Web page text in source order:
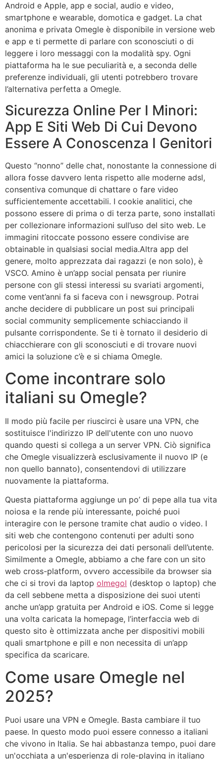
Android e Apple, app e social, audio e video,
smartphone e wearable, domotica e gadget. La chat
anonima e privata Omegle è disponibile in versione web
e app e ti permette di parlare con sconosciuti o di
leggere i loro messaggi con la modalità spy. Ogni
piattaforma ha le sue peculiarità e, a seconda delle
preferenze individuali, gli utenti potrebbero trovare
l’alternativa perfetta a Omegle.
Sicurezza Online Per I Minori:
App E Siti Web Di Cui Devono
Essere A Conoscenza I Genitori
Questo “nonno” delle chat, nonostante la connessione di
allora fosse davvero lenta rispetto alle moderne adsl,
consentiva comunque di chattare o fare video
sufficientemente accettabili. I cookie analitici, che
possono essere di prima o di terza parte, sono installati
per collezionare informazioni sull’uso del sito web. Le
immagini ritoccate possono essere condivise are
obtainable in qualsiasi social media.Altra app del
genere, molto apprezzata dai ragazzi (e non solo), è
VSCO. Amino è un’app social pensata per riunire
persone con gli stessi interessi su svariati argomenti,
come vent’anni fa si faceva con i newsgroup. Potrai
anche decidere di pubblicare un post sui principali
social community semplicemente schiacciando il
pulsante corrispondente. Se ti è tornato il desiderio di
chiacchierare con gli sconosciuti e di trovare nuovi
amici la soluzione c’è e si chiama Omegle.
Come incontrare solo
italiani su Omegle?
Il modo più facile per riuscirci è usare una VPN, che
sostituisce l'indirizzo IP dell'utente con uno nuovo
quando questi si collega a un server VPN. Ciò significa
che Omegle visualizzerà esclusivamente il nuovo IP (e
non quello bannato), consentendovi di utilizzare
nuovamente la piattaforma.
Questa piattaforma aggiunge un po’ di pepe alla tua vita
noiosa e la rende più interessante, poiché puoi
interagire con le persone tramite chat audio o video. I
siti web che contengono contenuti per adulti sono
pericolosi per la sicurezza dei dati personali dell’utente.
Similmente a Omegle, abbiamo a che fare con un sito
web cross-platform, ovvero accessibile da browser sia
che ci si trovi da laptop olmegol (desktop o laptop) che
da cell sebbene metta a disposizione dei suoi utenti
anche un’app gratuita per Android e iOS. Come si legge
una volta caricata la homepage, l’interfaccia web di
questo sito è ottimizzata anche per dispositivi mobili
quali smartphone e pill e non necessita di un’app
specifica da scaricare.
Come usare Omegle nel
2025?
Puoi usare una VPN e Omegle. Basta cambiare il tuo
paese. In questo modo puoi essere connesso a italiani
che vivono in Italia. Se hai abbastanza tempo, puoi dare
un'occhiata a un'esperienza di role-playing in italiano